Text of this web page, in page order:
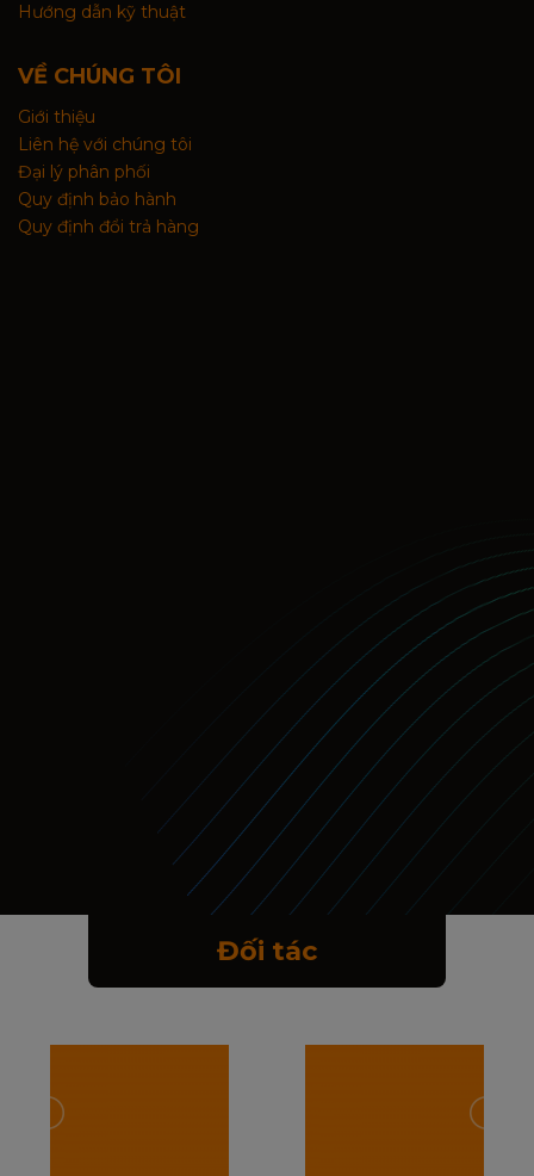
Hướng dẫn kỹ thuật
VỀ CHÚNG TÔI
Giới thiệu
Liên hệ với chúng tôi
Đại lý phân phối
Quy định bảo hành
Quy định đổi trả hàng
Đối tác